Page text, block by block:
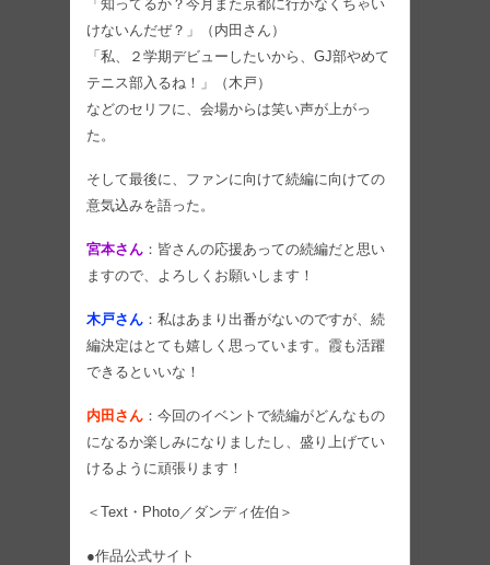
「知ってるか？今月また京都に行かなくちゃい
けないんだぜ？」（内田さん）
「私、２学期デビューしたいから、GJ部やめて
テニス部入るね！」（木戸）
などのセリフに、会場からは笑い声が上がっ
た。
そして最後に、ファンに向けて続編に向けての
意気込みを語った。
宮本さん ：皆さんの応援あっての続編だと思い
ますので、よろしくお願いします！
木戸さん ：私はあまり出番がないのですが、続
編決定はとても嬉しく思っています。霞も活躍
できるといいな！
内田さん ：今回のイベントで続編がどんなもの
になるか楽しみになりましたし、盛り上げてい
けるように頑張ります！
＜Text・Photo／ダンディ佐伯＞
●作品公式サイト